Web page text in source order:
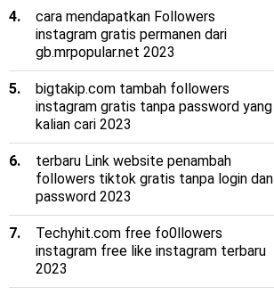
cara mendapatkan Followers
instagram gratis permanen dari
gb.mrpopular.net 2023
bigtakip.com tambah followers
instagram gratis tanpa password yang
kalian cari 2023
terbaru Link website penambah
followers tiktok gratis tanpa login dan
password 2023
Techyhit.com free fo0llowers
instagram free like instagram terbaru
2023